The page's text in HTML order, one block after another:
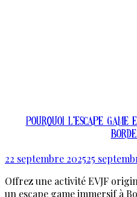
Pourquoi l’escape game
22 septembre 202525
Offrez une activité EVJF
un escape game immersif à